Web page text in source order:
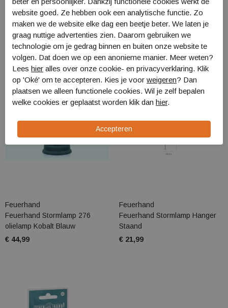
Gerelateerde producten
Feuerhand
Feuerhand Stormlamp 276
olielamp Kobalt Blauw
€ 44,99
Feuerhand
Feuerhand Stormlamp Hanger
Staand
€ 21,99
website goed. Ze hebben ook een analytische functie. Zo
maken we de website elke dag een beetje beter. We laten je
graag nuttige advertenties zien. Daarom gebruiken we
technologie om je gedrag binnen en buiten onze website te
volgen. Dat doen we op een anonieme manier. Meer weten?
Lees hier alles over onze cookie- en privacyverklaring. Klik
op 'Oké' om te accepteren. Kies je voor weigeren? Dan
plaatsen we alleen functionele cookies. Wil je zelf bepalen
welke cookies er geplaatst worden klik dan hier.